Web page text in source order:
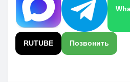
RUTUBE Позвонить